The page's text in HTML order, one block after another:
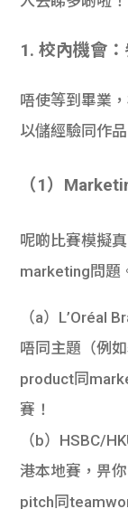
1. 校內機會
唔使等到畢業
以儲經驗同作品
（1）
呢啲比賽模擬
marketing問題
（a）L’Oréal
唔同主題（例
product同
賽！
（b）HSBC/
港本地賽，畀
pitch同